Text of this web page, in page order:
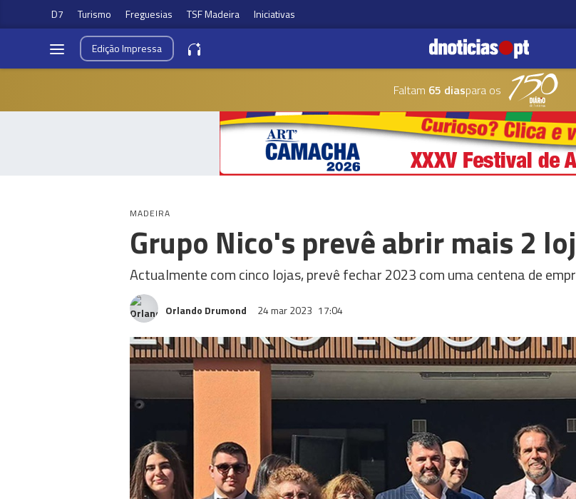
D7 Turismo Freguesias TSF Madeira Iniciativas
EdiçãoImpressa
Faltam 65 diaspara os
MADEIRA
Grupo Nico's prevê abrir mais 2
Actualmente com cinco lojas, prevê fechar 2023 com uma centena de
Orlando Drumond 24 mar 2023 17:04